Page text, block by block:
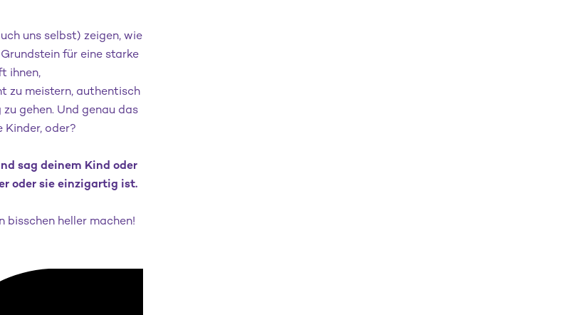
uns selbst) zeigen, wie
für eine starke
ihnen,
zu meistern, authentisch
gehen. Und genau das
Kinder, oder?
sag deinem Kind oder
oder sie einzigartig ist.
bisschen heller machen!